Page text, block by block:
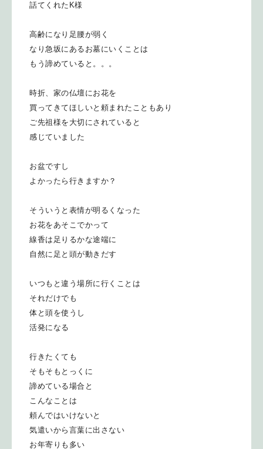
話てくれたK様
高齢になり足腰が弱く
なり急坂にあるお墓にいくことは
もう諦めていると。。。
時折、家の仏壇にお花を
買ってきてほしいと頼まれたこともあり
ご先祖様を大切にされていると
感じていました
お盆ですし
よかったら行きますか？
そういうと表情が明るくなった
お花をあそこでかって
線香は足りるかな途端に
自然に足と頭が動きだす
いつもと違う場所に行くことは
それだけでも
体と頭を使うし
活発になる
行きたくても
そもそもとっくに
諦めている場合と
こんなことは
頼んではいけないと
気遣いから言葉に出さない
お年寄りも多い